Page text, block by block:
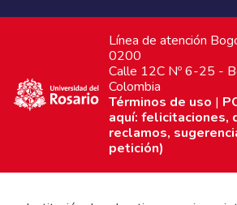
Línea de atención
0200
Calle 12C Nº 6-25 -
Colombia
Términos de uso |
aquí: felicitaciones,
reclamos,
petición)